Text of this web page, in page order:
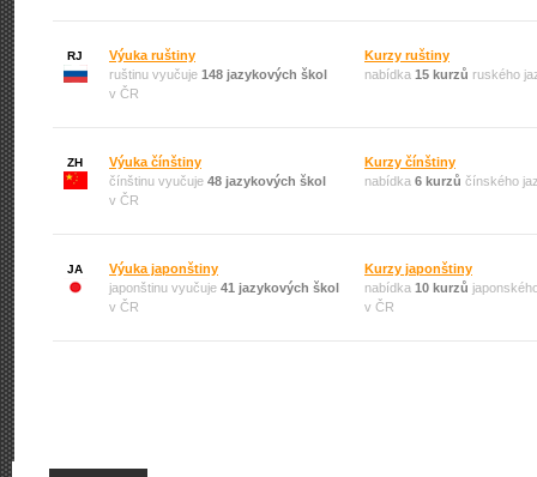
RJ
Výuka ruštiny
ruštinu vyučuje 148 jazykových škol
v ČR
Kurzy ruštiny
nabídka 15 kurzů ruského
ZH
Výuka čínštiny
čínštinu vyučuje 48 jazykových škol
v ČR
Kurzy čínštiny
nabídka 6 kurzů čínského
JA
Výuka japonštiny
japonštinu vyučuje 41 jazykových škol
v ČR
Kurzy japonštiny
nabídka 10 kurzů
v ČR